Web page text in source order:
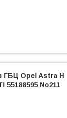
ГБЦ Opel Astra H
55188595 No211